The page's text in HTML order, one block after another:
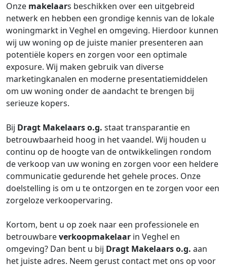
Onze makelaars beschikken over een uitgebreid
netwerk en hebben een grondige kennis van de lokale
woningmarkt in Veghel en omgeving. Hierdoor kunnen
wij uw woning op de juiste manier presenteren aan
potentiële kopers en zorgen voor een optimale
exposure. Wij maken gebruik van diverse
marketingkanalen en moderne presentatiemiddelen
om uw woning onder de aandacht te brengen bij
serieuze kopers.
Bij Dragt Makelaars o.g. staat transparantie en
betrouwbaarheid hoog in het vaandel. Wij houden u
continu op de hoogte van de ontwikkelingen rondom
de verkoop van uw woning en zorgen voor een heldere
communicatie gedurende het gehele proces. Onze
doelstelling is om u te ontzorgen en te zorgen voor een
zorgeloze verkoopervaring.
Kortom, bent u op zoek naar een professionele en
betrouwbareverkoopmakelaar in Veghel en
omgeving? Dan bent u bij Dragt Makelaars o.g. aan
het juiste adres. Neem gerust contact met ons op voor